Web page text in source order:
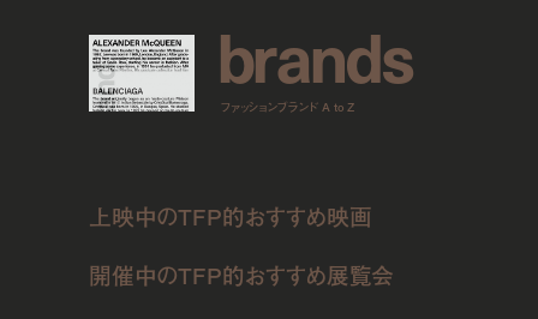
brands
ファッションブランド A to Z
上映中のTFP的おすすめ映画
開催中のTFP的おすすめ展覧会